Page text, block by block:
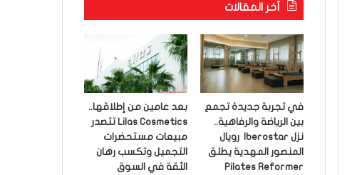
آخر المقالات
في تجربة جديدة تجمع
بين الرياضة والرفاهية..
نزل Iberostar رويال
المنصور المهدية يطلق
Pilates Reformer
بعد عامين من إطلاقها..
Lilas Cosmetics تتصدر
مبيعات مستحضرات
التجميل وتكسب رهان
الثقة في السوق